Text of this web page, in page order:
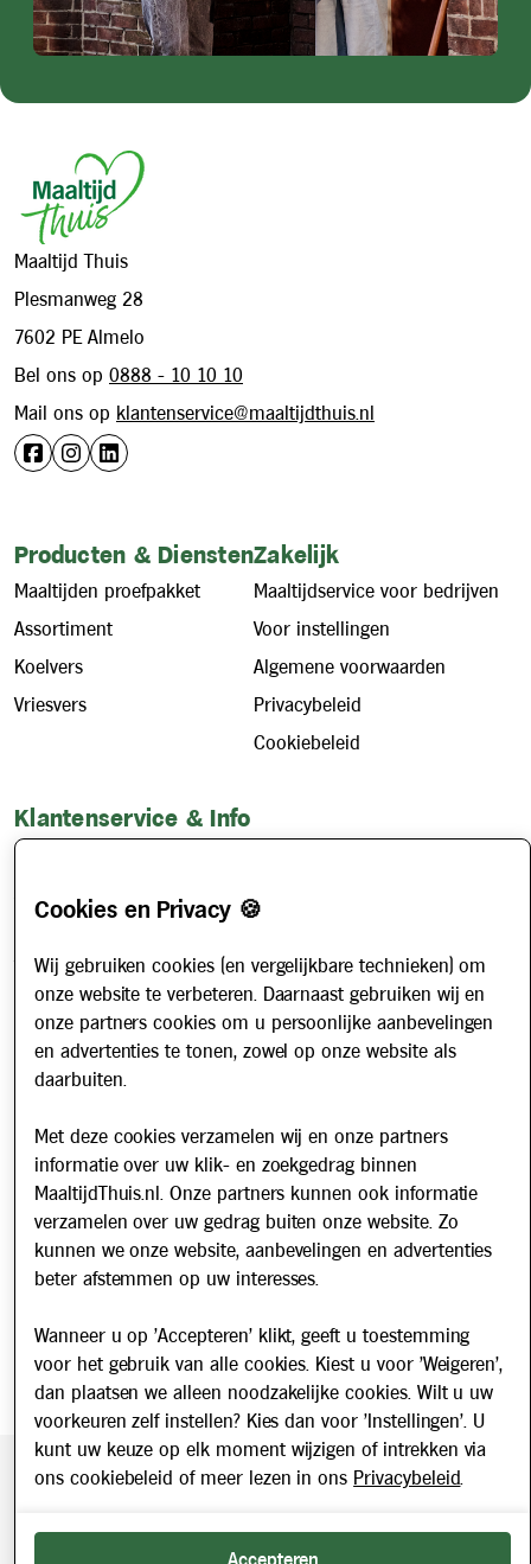
Maaltijd Thuis
Plesmanweg 28
7602 PE Almelo
Bel ons op 0888 - 10 10 10
Mail ons op klantenservice@maaltijdthuis.nl
Producten & Diensten
Maaltijden proefpakket
Assortiment
Koelvers
Vriesvers
Zakelijk
Maaltijdservice voor bedrijven
Voor instellingen
Algemene voorwaarden
Privacybeleid
Cookiebeleid
Klantenservice & Info
Veelgestelde vragen
Werken bij
Nieuws
Nieuwsbrief
Schrijf u in voor onze nieuwsbrief en blijf op de hoogte van
updates over Maaltijd Thuis!
E-mailadres
Beveiligde betaling middels SEPA incasso. Getoonde prijzen
2026 © Maaltijd Thuis. Alle rechten voorbehouden.
Cookies en Privacy 🍪
Wij gebruiken cookies (en vergelijkbare technieken) om
onze website te verbeteren. Daarnaast gebruiken wij en
onze partners cookies om u persoonlijke aanbevelingen
en advertenties te tonen, zowel op onze website als
daarbuiten.
Met deze cookies verzamelen wij en onze partners
informatie over uw klik- en zoekgedrag binnen
MaaltijdThuis.nl. Onze partners kunnen ook informatie
verzamelen over uw gedrag buiten onze website. Zo
kunnen we onze website, aanbevelingen en advertenties
beter afstemmen op uw interesses.
Wanneer u op 'Accepteren' klikt, geeft u toestemming
voor het gebruik van alle cookies. Kiest u voor 'Weigeren',
dan plaatsen we alleen noodzakelijke cookies. Wilt u uw
voorkeuren zelf instellen? Kies dan voor 'Instellingen'. U
kunt uw keuze op elk moment wijzigen of intrekken via
ons cookiebeleid of meer lezen in ons Privacybeleid.